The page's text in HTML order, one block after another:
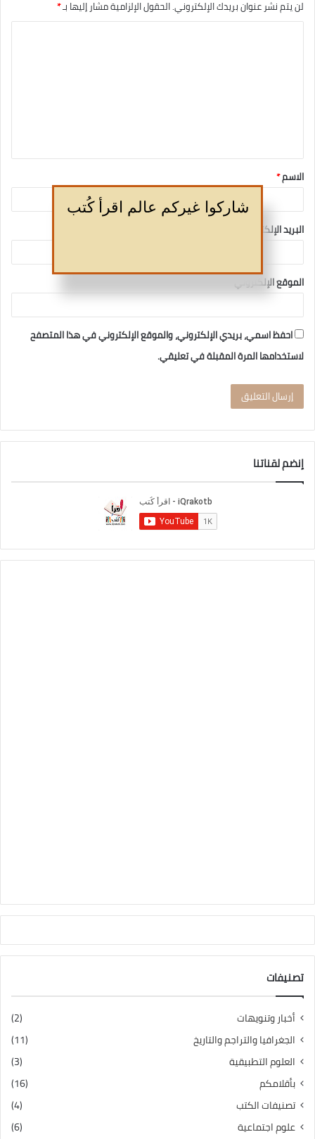
لن يتم نشر عنوان بريدك الإلكتروني.الحقول الإلزامية مشار إليها بـ*
الاسم*
البريد الإلكتروني
الموقع الإلكتروني
احفظ اسمي، بريدي الإلكتروني، والموقع الإلكتروني في هذا المتصفح
لاستخدامها المرة المقبلة في تعليقي.
إنضم لقناتنا
تصنيفات
أخبار وتنويهات
(2)
الجغرافيا والتراجم والتاريخ
(11)
العلوم التطبيقية
(3)
بأقلامكم
(16)
تصنيفات الكتب
(4)
علوم اجتماعية
(6)
شاركوا غيركم عالم اقرأ كُتب